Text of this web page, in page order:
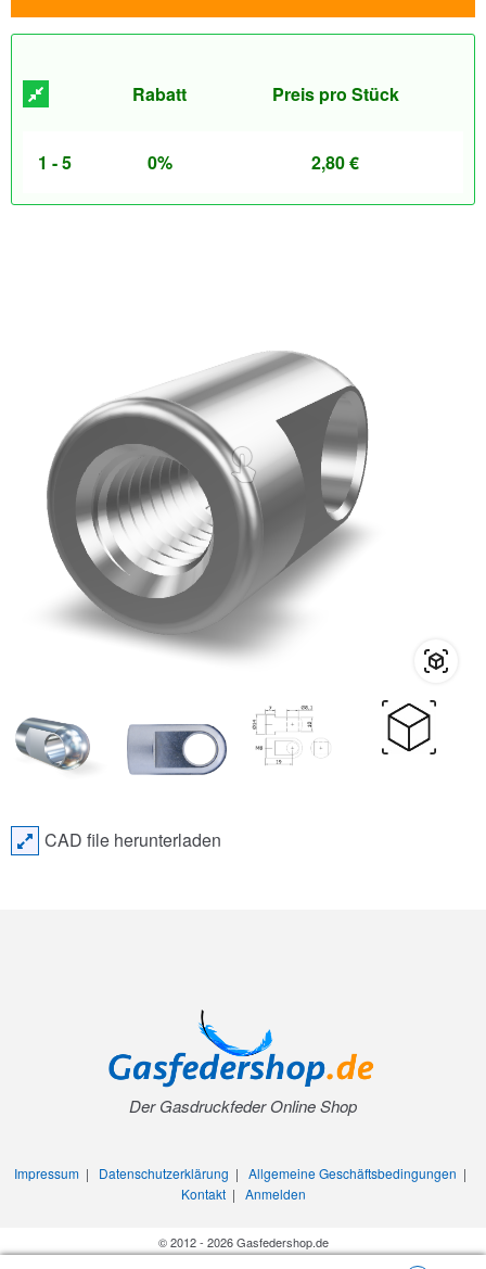
Rabatt Preis pro Stück
1 - 5 0% 2,80€
CAD file herunterladen
Der Gasdruckfeder Online Shop
Impressum| Datenschutzerklärung | Allgemeine Geschäftsbedingungen |
Kontakt| Anmelden
© 2012 - 2026 Gasfedershop.de